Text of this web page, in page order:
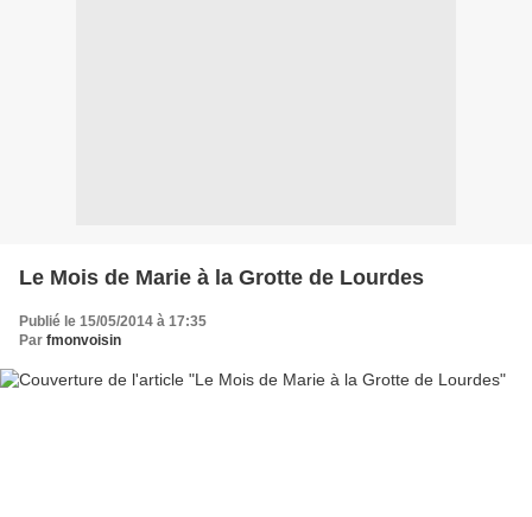
Le Mois de Marie à la Grotte de Lourdes
Publié le 15/05/2014 à 17:35
Par fmonvoisin